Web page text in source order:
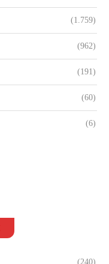
(1.759)
(962)
(191)
(60)
(6)
(240)